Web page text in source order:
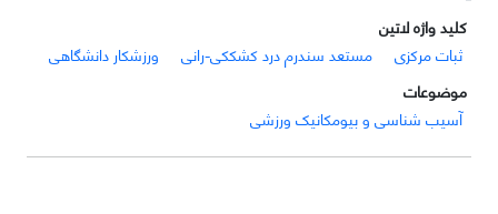
کلید واژه لاتین
ثبات مرکزی
مستعد سندرم درد کشککی-رانی
ورزشکار دانشگاهی
موضوعات
آسیب شناسی و بیومکانیک ورزشی